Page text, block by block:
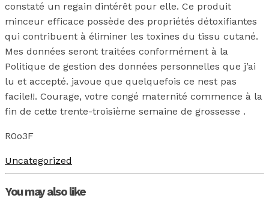
constaté un regain dintérêt pour elle. Ce produit
minceur efficace possède des propriétés détoxifiantes
qui contribuent à éliminer les toxines du tissu cutané.
Mes données seront traitées conformément à la
Politique de gestion des données personnelles que j’ai
lu et accepté. javoue que quelquefois ce nest pas
facile!!. Courage, votre congé maternité commence à la
fin de cette trente-troisième semaine de grossesse .
R0o3F
Uncategorized
You may also like